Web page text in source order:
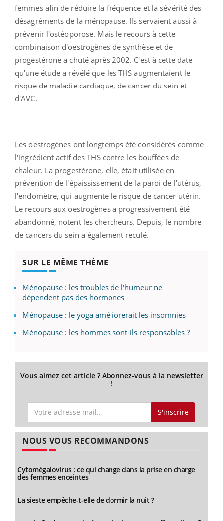
femmes afin de réduire la fréquence et la sévérité des
désagréments de la ménopause. Ils servaient aussi à
prévenir l'ostéoporose. Mais le recours à cette
combinaison d'oestrogènes de synthèse et de
progestérone a chuté après 2002. C'est à cette date
qu'une étude a révélé que les THS augmentaient le
risque de maladie cardiaque, de cancer du sein et
d'AVC.
Les oestrogènes ont longtemps été considérés comme
l'ingrédient actif des THS contre les bouffées de
chaleur. La progestérone, elle, était utilisée en
prévention de l'épaississement de la paroi de l'utérus,
l'endomètre, qui augmente le risque de cancer utérin.
Le recours aux oestrogènes a progressivement été
abandonné, notent les chercheurs. Depuis, le nombre
de cancers du sein a également reculé.
SUR LE MÊME THÈME
Ménopause : les troubles de l'humeur ne
dépendent pas des hormones
Ménopause : le yoga améliorerait les insomnies
Ménopause : les hommes sont-ils responsables ?
Vous aimez cet article ? Abonnez-vous à la newsletter
!
S'inscrire
NOUS VOUS RECOMMANDONS
Cytomégalovirus : ce qui change dans la prise en charge
des femmes enceintes
La sieste empêche-t-elle de dormir la nuit ?